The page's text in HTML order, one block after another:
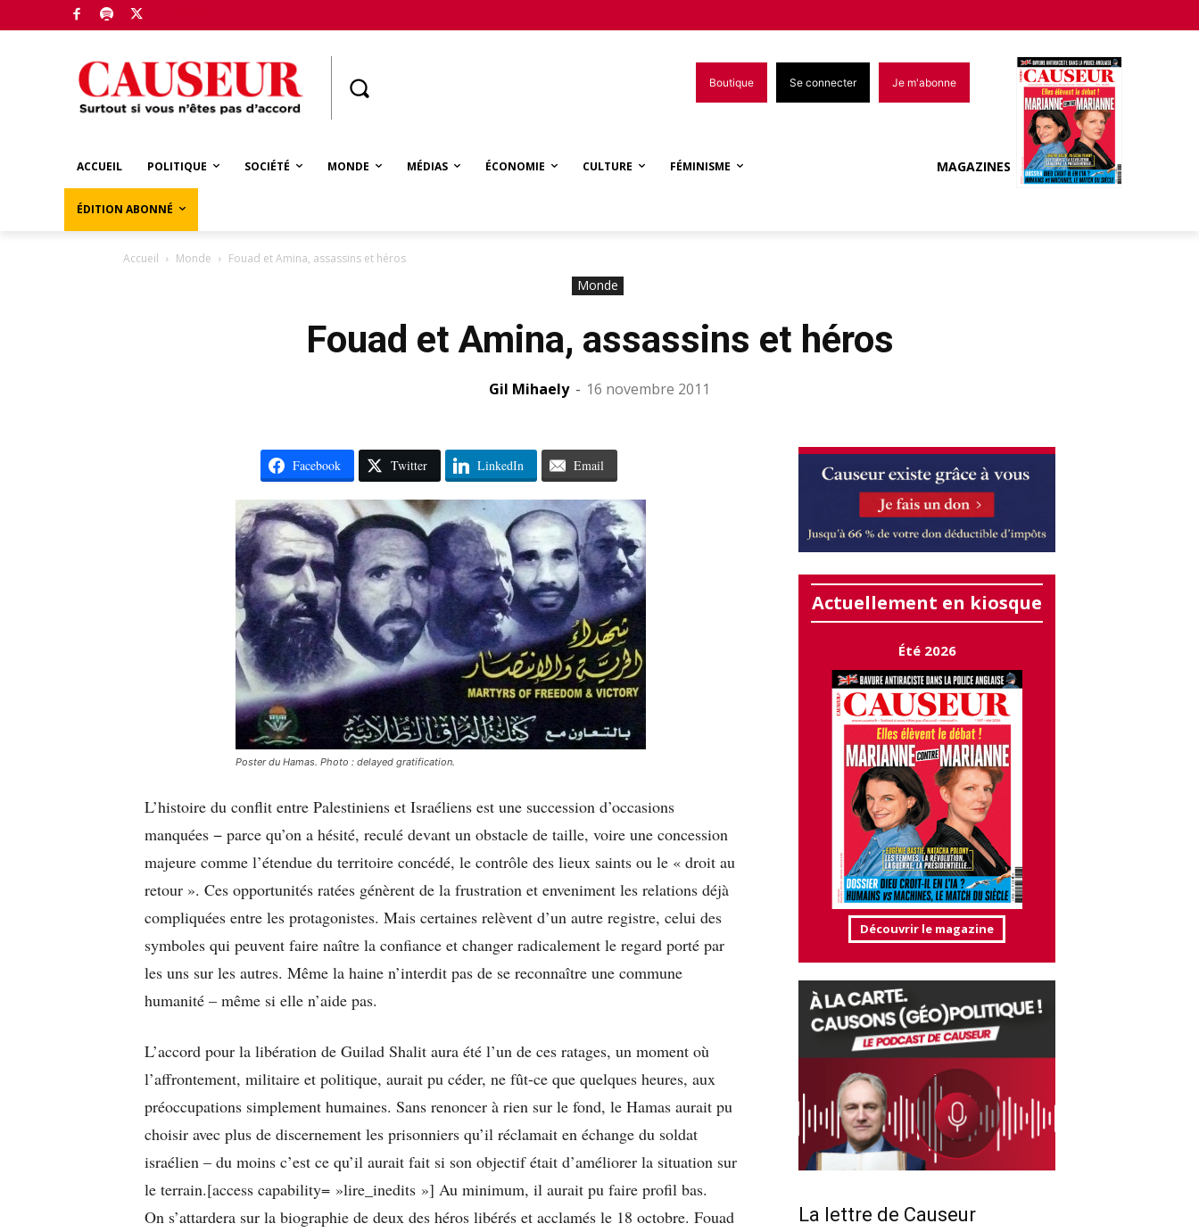
Boutique Se connecter Je m'abonne
ACCUEIL POLITIQUE SOCIÉTÉ MONDE MÉDIAS ÉCONOMIE CULTURE FÉMINISME
ÉDITION ABONNÉ
MAGAZINES
Accueil Monde Fouad et Amina, assassins et héros
Monde
Fouad et Amina, assassins et héros
Gil Mihaely - 16 novembre 2011
Facebook Twitter LinkedIn Email
Poster du Hamas. Photo : delayed gratification.
L’histoire du conflit entre Palestiniens et Israéliens est une succession d’occasions
manquées − parce qu’on a hésité, reculé devant un obstacle de taille, voire une concession
majeure comme l’étendue du territoire concédé, le contrôle des lieux saints ou le « droit au
retour ». Ces opportunités ratées génèrent de la frustration et enveniment les relations déjà
compliquées entre les protagonistes. Mais certaines relèvent d’un autre registre, celui des
symboles qui peuvent faire naître la confiance et changer radicalement le regard porté par
les uns sur les autres. Même la haine n’interdit pas de se reconnaître une commune
humanité – même si elle n’aide pas.
L’accord pour la libération de Guilad Shalit aura été l’un de ces ratages, un moment où
l’affrontement, militaire et politique, aurait pu céder, ne fût-ce que quelques heures, aux
préoccupations simplement humaines. Sans renoncer à rien sur le fond, le Hamas aurait pu
choisir avec plus de discernement les prisonniers qu’il réclamait en échange du soldat
israélien – du moins c’est ce qu’il aurait fait si son objectif était d’améliorer la situation sur
le terrain.[access capability= »lire_inedits »] Au minimum, il aurait pu faire profil bas.
On s’attardera sur la biographie de deux des héros libérés et acclamés le 18 octobre. Fouad
Actuellement en kiosque
Été 2026
Découvrir le magazine
La lettre de Causeur